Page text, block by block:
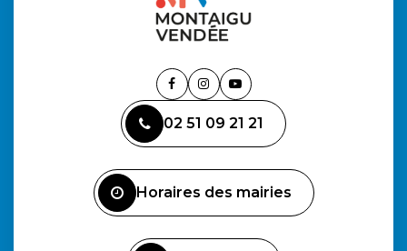
Lien
le
compte
Lien
le
compte
Lien
la
chaîne
02 51 09 21 21
Horaires des mairies